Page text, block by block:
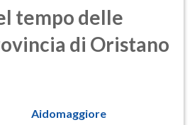
tempo delle
di Oristano
Aidomaggiore